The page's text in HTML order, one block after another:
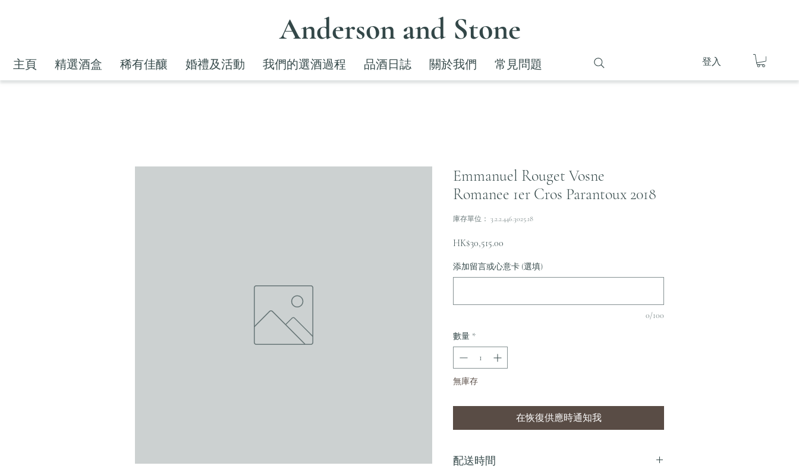
主頁 精選酒盒 稀有佳釀 婚禮及活動 我們的選酒過程 品酒日誌 關於我們 常見問題 登入
Anderson and Stone
Emmanuel Rouget Vosne
Romanee 1er Cros Parantoux 2018
庫存單位： 3.2.2.446.3025.18
HK$30,515.00
添加留言或心意卡 (選填)
0/100
數量 *
無庫存
在恢復供應時通知我
配送時間